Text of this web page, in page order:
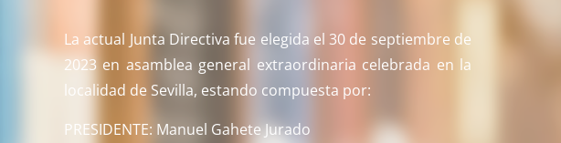
La actual Junta Directiva fue elegida el 30 de septiembre de
2023 en asamblea general extraordinaria celebrada en la
localidad de Sevilla, estando compuesta por:
PRESIDENTE: Manuel Gahete Jurado